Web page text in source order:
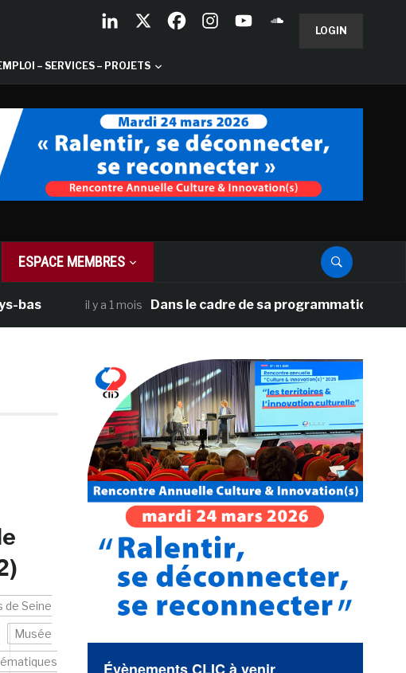
LOGIN
– SERVICES – PROJETS
ESPACE MEMBRES
il y a 1 mois Dans le cadre de sa programmation
de Seine
Musée